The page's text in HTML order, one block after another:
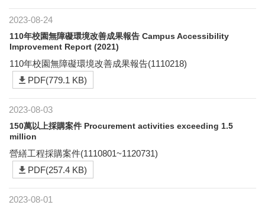
2023-08-24
110年校園無障礙環境改善成果報告 Campus Accessibility
Improvement Report (2021)
110年校園無障礙環境改善成果報告(1110218)
PDF(779.1 KB)
2023-08-03
150萬以上採購案件 Procurement activities exceeding 1.5
million
營繕工程採購案件(1110801~1120731)
PDF(257.4 KB)
2023-08-01